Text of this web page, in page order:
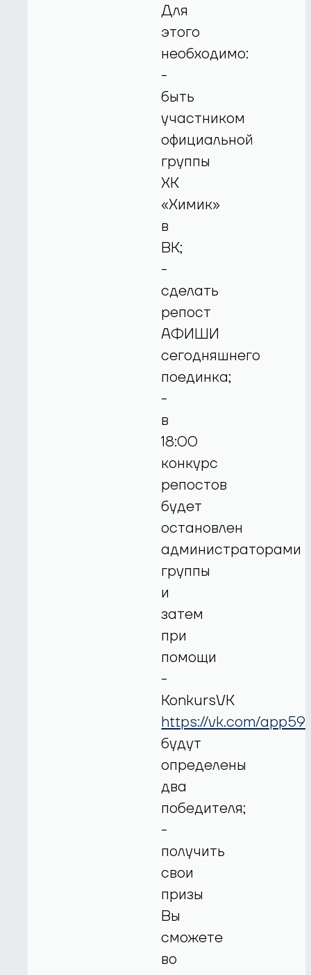
Для
этого
необходимо:
-
быть
участником
официальной
группы
ХК
«Химик»
в
ВК;
-
сделать
репост
АФИШИ
сегодняшнего
поединка;
-
в
18:00
конкурс
репостов
будет
остановлен
администраторами
группы
и
затем
при
помощи
-
KonkursVK
https://vk.com/
будут
определены
два
победителя;
-
получить
свои
призы
Вы
сможете
во